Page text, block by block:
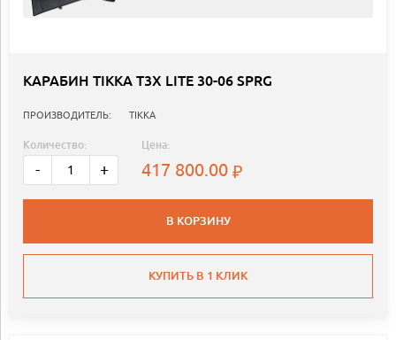
КАРАБИН TIKKA T3X LITE 30-06 SPRG
ПРОИЗВОДИТЕЛЬ: TIKKA
Количество:
- +
Цена:
417 800.00
В КОРЗИНУ
КУПИТЬ В 1 КЛИК